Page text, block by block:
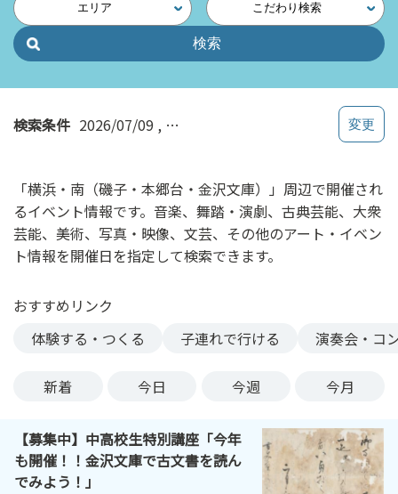
他
ペ
の
ス
エリア こだわり検索
検索条件 2026/07/09 横浜・南（磯子・本郷台・金沢文庫
「横浜・南（磯子・本郷台・金沢文庫）」周辺で開催され
るイベント情報です。音楽、舞踏・演劇、古典芸能、大衆
芸能、美術、写真・映像、文芸、その他のアート・イベン
ト情報を開催日を指定して検索できます。
おすすめリンク
体験する・つくる
子連れで行ける 演奏会・コ
新着 今日 今週 今月
【募集中】中高校生特別講座「今年
も開催！！金沢文庫で古文書を読ん
でみよう！」